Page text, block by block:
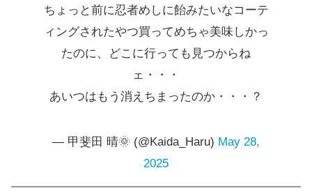
ちょっと前に忍者めしに飴みたいなコーテ
ィングされたやつ買ってめちゃ美味しかっ
たのに、どこに行っても見つからね
ェ・・・
あいつはもう消えちまったのか・・・？
— 甲斐田 晴🌞 (@Kaida_Haru) May 28,
2025